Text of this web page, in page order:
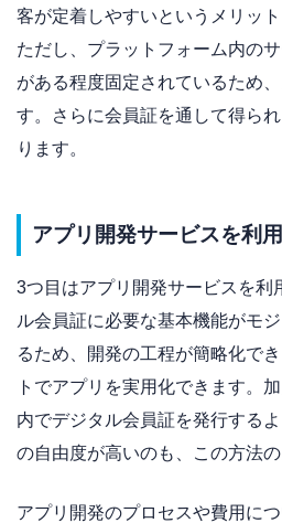
客が定着しやすいというメリット
ただし、プラットフォーム内の
がある程度固定されているため
す。さらに会員証を通して得ら
ります。
アプリ開発サービスを利
3つ目はアプリ開発サービスを利
ル会員証に必要な基本機能がモ
るため、開発の工程が簡略化で
トでアプリを実用化できます。
内でデジタル会員証を発行する
の自由度が高いのも、この方法の
アプリ開発のプロセスや費用に